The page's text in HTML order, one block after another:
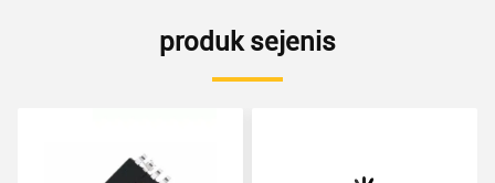
produk sejenis